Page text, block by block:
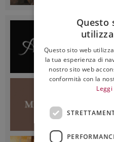
Questo
Questo sito web
la tua esperienza di
nostro sito web
conformità con la